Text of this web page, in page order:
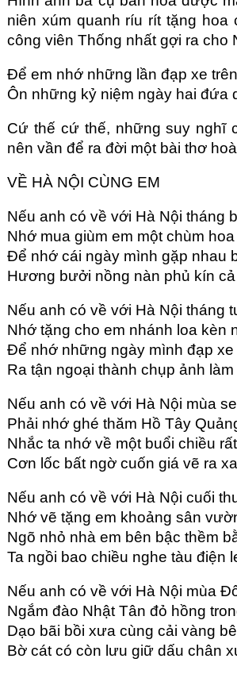
niên xúm quanh ríu rít tặng hoa
công viên Thống nhất gợi ra cho
Để em nhớ những lần đạp xe
Ôn những kỷ niệm ngày hai đứa
Cứ thế cứ thế, những suy nghĩ
nên vần để ra đời một bài thơ
VỀ HÀ NỘI CÙNG EM
Nếu anh có về với Hà Nội tháng
Nhớ mua giùm em một chùm
Để nhớ cái ngày mình gặp nhau
Hương bưởi nồng nàn phủ kín cả
Nếu anh có về với Hà Nội tháng
Nhớ tặng cho em nhánh loa kèn
Để nhớ những ngày mình đạp xe
Ra tận ngoại thành chụp ảnh
Nếu anh có về với Hà Nội mùa
Phải nhớ ghé thăm Hồ Tây
Nhắc ta nhớ về một buổi chiều
Cơn lốc bất ngờ cuốn giá vẽ ra xa
Nếu anh có về với Hà Nội cuối
Nhớ vẽ tặng em khoảng sân
Ngõ nhỏ nhà em bên bậc thềm
Ta ngồi bao chiều nghe tàu điện
Nếu anh có về với Hà Nội mùa
Ngắm đào Nhật Tân đỏ hồng
Dạo bãi bồi xưa cùng cải vàng
Bờ cát có còn lưu giữ dấu chân